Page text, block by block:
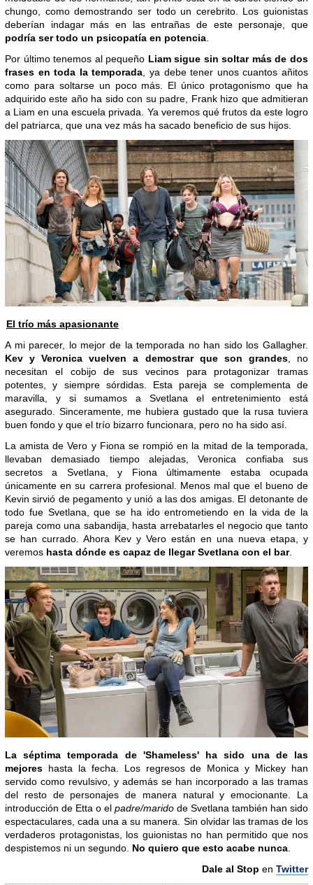
chungo, como demostrando ser todo un cerebrito. Los guionistas
deberían indagar más en las entrañas de este personaje, que
podría ser todo un psicopatía en potencia
Por último tenemos al pequeño Liam sigue sin soltar más de dos
frases en toda la temporada , ya debe tener unos cuantos añitos
como para soltarse un poco más. El único protagonismo que ha
adquirido este año ha sido con su padre, Frank hizo que admitieran
a Liam en una escuela privada. Ya veremos qué frutos da este logro
del patriarca, que una vez más ha sacado beneficio de sus hijos.
El trío más apasionante
A mi parecer, lo mejor de la temporada no han sido los Gallagher.
Kev y Veronica vuelven a demostrar que son grandes, no
necesitan el cobijo de sus vecinos para protagonizar tramas
potentes, y siempre sórdidas. Esta pareja se complementa de
maravilla, y si sumamos a Svetlana el entretenimiento está
asegurado. Sinceramente, me hubiera gustado que la rusa tuviera
buen fondo y que el trío bizarro funcionara, pero no ha sido así.
La amista de Vero y Fiona se rompió en la mitad de la temporada,
llevaban demasiado tiempo alejadas, Veronica confiaba sus
secretos a Svetlana, y Fiona últimamente estaba ocupada
únicamente en su carrera profesional. Menos mal que el bueno de
Kevin sirvió de pegamento y unió a las dos amigas. El detonante de
todo fue Svetlana, que se ha ido entrometiendo en la vida de la
pareja como una sabandija, hasta arrebatarles el negocio que tanto
se han currado. Ahora Kev y Vero están en una nueva etapa, y
veremos hasta dónde es capaz de llegar Svetlana con el bar.
La séptima temporada de 'Shameless' ha sido una de las
mejores hasta la fecha. Los regresos de Monica y Mickey han
servido como revulsivo, y además se han incorporado a las tramas
del resto de personajes de manera natural y emocionante. La
introducción de Etta o el padre/marido de Svetlana también han sido
espectaculares, cada una a su manera. Sin olvidar las tramas de los
verdaderos protagonistas, los guionistas no han permitido que nos
despistemos ni un segundo. No quiero que esto acabe nunca
Dale al Stop en Twitter